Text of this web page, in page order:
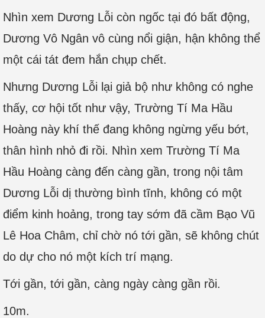
Nhìn xem Dương Lỗi còn ngốc tại đó bất động,
Dương Vô Ngân vô cùng nổi giận, hận không thể
một cái tát đem hắn chụp chết.
Nhưng Dương Lỗi lại giả bộ như không có nghe
thấy, cơ hội tốt như vậy, Trường Tí Ma Hầu
Hoàng này khí thế đang không ngừng yếu bớt,
thân hình nhỏ đi rồi. Nhìn xem Trường Tí Ma
Hầu Hoàng càng đến càng gần, trong nội tâm
Dương Lỗi dị thường bình tĩnh, không có một
điểm kinh hoảng, trong tay sớm đã cầm Bạo Vũ
Lê Hoa Châm, chỉ chờ nó tới gần, sẽ không chút
do dự cho nó một kích trí mạng.
Tới gần, tới gần, càng ngày càng gần rồi.
10m.